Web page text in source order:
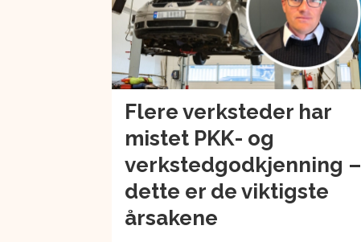
Flere verksteder har
mistet PKK- og
verkstedgodkjenning –
dette er de viktigste
årsakene